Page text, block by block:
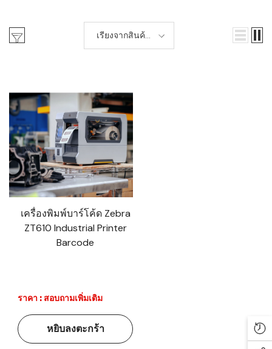
เรียงจากสินค้า
ใหม่-เก่า
เครื่องพิมพ์บาร์โค้ด Zebra
ZT610 Industrial Printer
Barcode
ราคา : สอบถามเพิ่มเติม
หยิบลงตะกร้า